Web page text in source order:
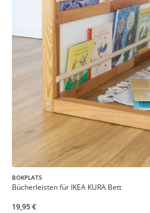
BOKPLATS
Bücherleisten für IKEA KURA Bett
19,95 €